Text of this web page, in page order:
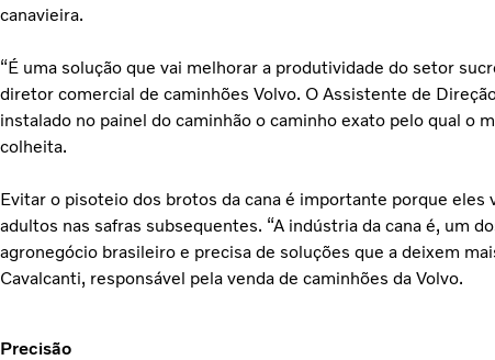
canavieira.
“É uma solução que vai melhorar a produtividade do setor
diretor comercial de caminhões Volvo. O Assistente de
instalado no painel do caminhão o caminho exato pelo qual o
colheita.
Evitar o pisoteio dos brotos da cana é importante porque eles
adultos nas safras subsequentes. “A indústria da cana é, um
agronegócio brasileiro e precisa de soluções que a deixem
Cavalcanti, responsável pela venda de caminhões da Volvo.
Precisão